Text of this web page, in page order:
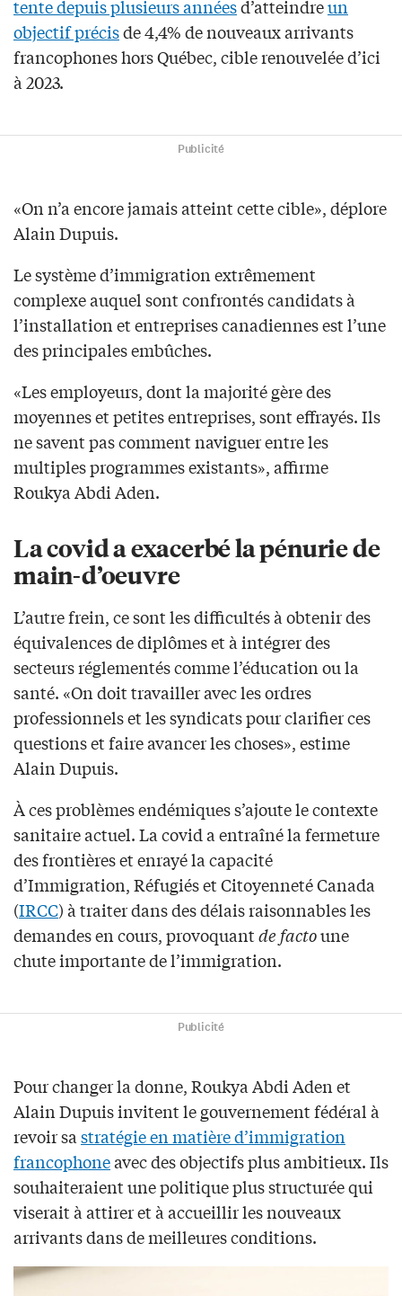
tente depuis plusieurs annéesd’atteindreun
objectif précisde 4,4% de nouveaux arrivants
francophones hors Québec, cible renouvelée d’ici
à 2023.
Publicité
«On n’a encore jamais atteint cette cible», déplore
Alain Dupuis.
Le système d’immigration extrêmement
complexe auquel sont confrontés candidats à
l’installation et entreprises canadiennes est l’une
des principales embûches.
«Les employeurs, dont la majorité gère des
moyennes et petites entreprises, sont effrayés. Ils
ne savent pas comment naviguer entre les
multiples programmes existants», affirme
Roukya Abdi Aden.
La covid a exacerbé la pénurie de
main-d’oeuvre
L’autre frein, ce sont les difficultés à obtenir des
équivalences de diplômes et à intégrer des
secteurs réglementés comme l’éducation ou la
santé. «On doit travailler avec les ordres
professionnels et les syndicats pour clarifier ces
questions et faire avancer les choses», estime
Alain Dupuis.
À ces problèmes endémiques s’ajoute le contexte
sanitaire actuel. La covid a entraîné la fermeture
des frontières et enrayé la capacité
d’Immigration, Réfugiés et Citoyenneté Canada
(IRCC) à traiter dans des délais raisonnables les
demandes en cours, provoquantde factoune
chute importante de l’immigration.
Publicité
Pour changer la donne, Roukya Abdi Aden et
Alain Dupuis invitent le gouvernement fédéral à
revoir sa stratégie en matière d’immigration
francophoneavec des objectifs plus ambitieux. Ils
souhaiteraient une politique plus structurée qui
viserait à attirer et à accueillir les nouveaux
arrivants dans de meilleures conditions.